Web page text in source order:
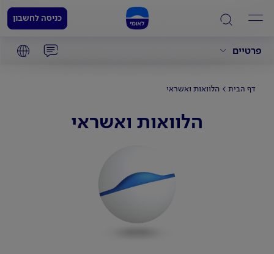
פרטיים
כניסה לחשבון
דף הבית הלוואות ואשראי
הלוואות ואשראי